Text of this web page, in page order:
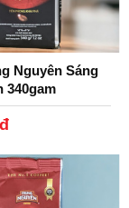
Nguyên Sáng
340gam